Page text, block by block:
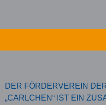
DER FÖRDERVEREIN
„CARLCHEN“ IST EIN